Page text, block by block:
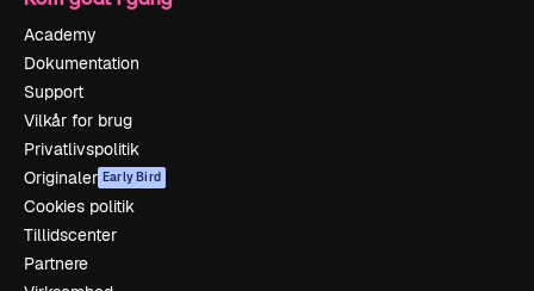
Academy
Dokumentation
Support
Vilkår for brug
Privatlivspolitik
Originaler Early Bird
Cookies politik
Tillidscenter
Partnere